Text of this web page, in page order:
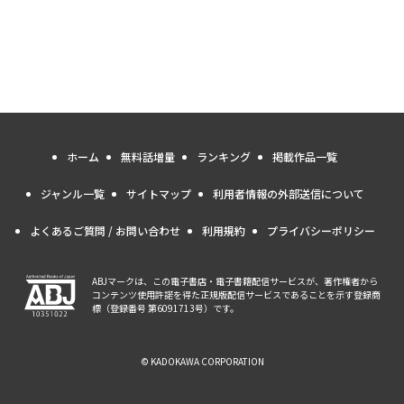
ホーム 無料話増量 ランキング 掲載作品一覧
ジャンル一覧 サイトマップ 利用者情報の外部送信について
よくあるご質問 / お問い合わせ 利用規約 プライバシーポリシー
ABJマークは、この電子書店・電子書籍配信サービスが、著作権者から
コンテンツ使用許諾を得た正規版配信サービスであることを示す登録商
標（登録番号 第6091713号）です。
© KADOKAWA CORPORATION